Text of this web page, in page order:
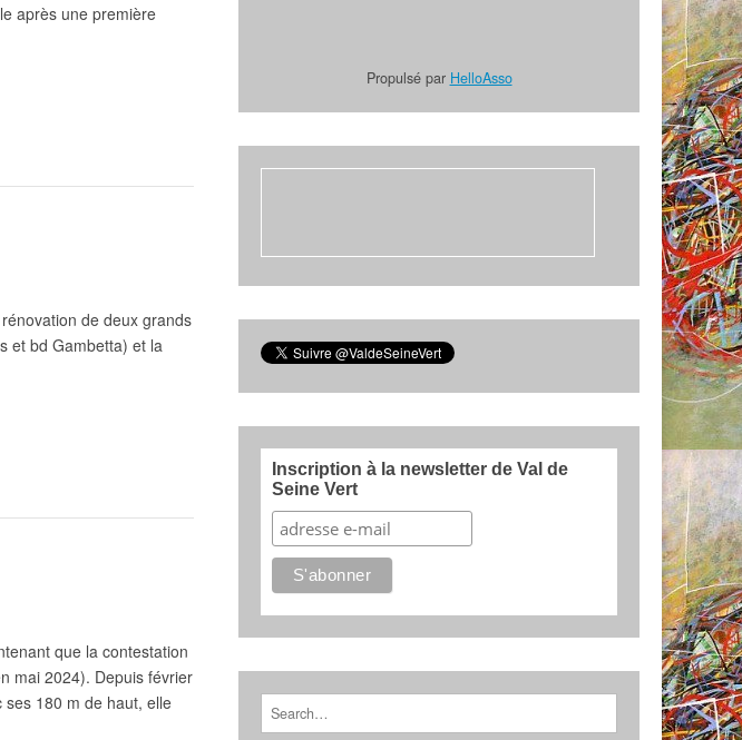
après une première
de deux grands
et bd Gambetta) et la
que la contestation
mai 2024). Depuis février
180 m de haut, elle
Propulsé par HelloAsso
Inscription à la newsletter de Val de
Seine Vert
Search for: